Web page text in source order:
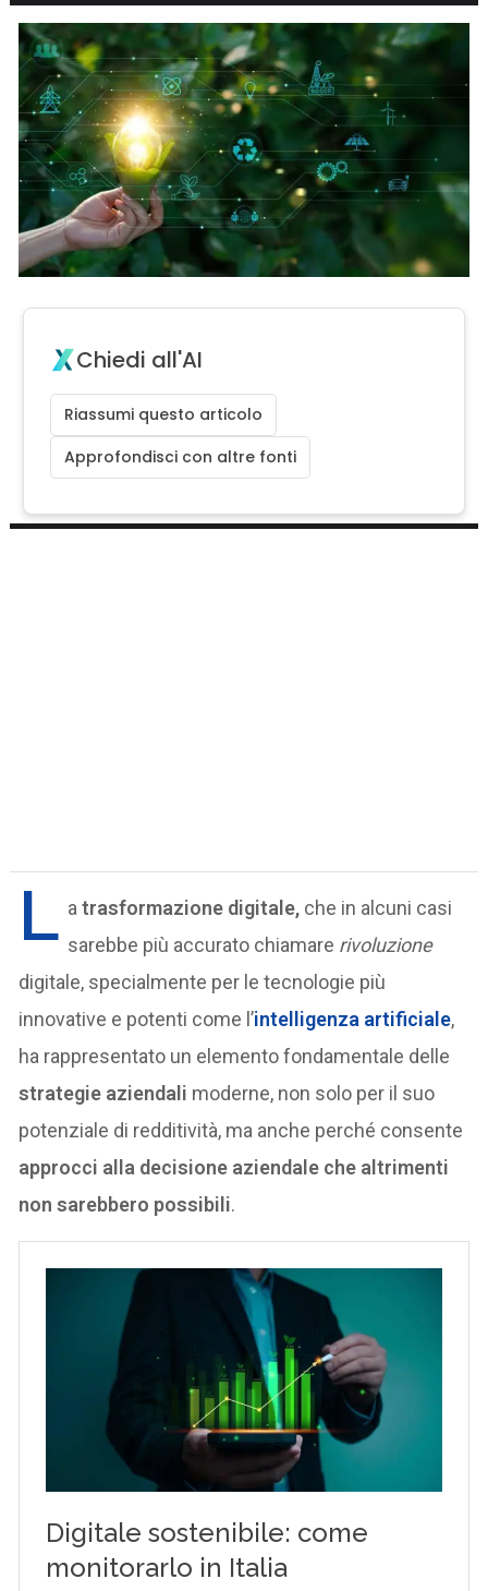
Chiedi all'AI
Riassumi questo articolo
Approfondisci con altre fonti
L a trasformazione digitale, che in alcuni casi
sarebbe più accurato chiamare rivoluzione
digitale, specialmente per le tecnologie più
innovative e potenti come l’intelligenza artificiale,
ha rappresentato un elemento fondamentale delle
strategie aziendali moderne, non solo per il suo
potenziale di redditività, ma anche perché consente
approcci alla decisione aziendale che altrimenti
non sarebbero possibili.